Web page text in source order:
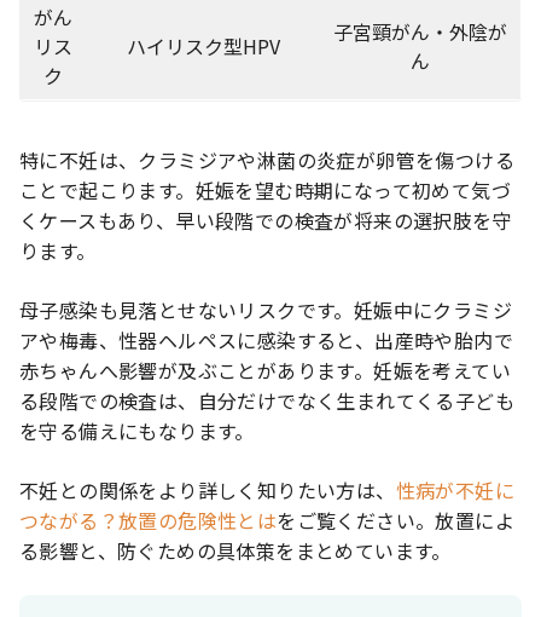
がん
リス
ク
ハイリスク型HPV
子宮頸がん・外陰が
ん
特に不妊は、クラミジアや淋菌の炎症が卵管を傷つける
ことで起こります。妊娠を望む時期になって初めて気づ
くケースもあり、早い段階での検査が将来の選択肢を守
ります。
母子感染も見落とせないリスクです。妊娠中にクラミジ
アや梅毒、性器ヘルペスに感染すると、出産時や胎内で
赤ちゃんへ影響が及ぶことがあります。妊娠を考えてい
る段階での検査は、自分だけでなく生まれてくる子ども
を守る備えにもなります。
不妊との関係をより詳しく知りたい方は、 性病が不妊に
つながる？放置の危険性とはをご覧ください。放置によ
る影響と、防ぐための具体策をまとめています。